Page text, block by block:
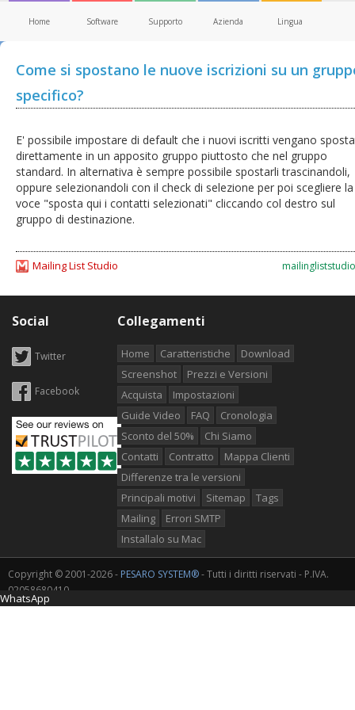
Home Software Supporto Azienda Lingua
Come si spostano le nuove iscrizioni su un
specifico?
E' possibile impostare di default che i nuovi iscritti vengano
direttamente in un apposito gruppo piuttosto che nel gruppo
standard. In alternativa è sempre possibile spostarli trascinandoli,
oppure selezionandoli con il check di selezione per poi scegliere la
voce "sposta qui i contatti selezionati" cliccando col destro sul
gruppo di destinazione.
Mailing List Studio
Social
Twitter
Facebook
Collegamenti
Home Caratteristiche
Download
Screenshot
Prezzi e Versioni
Acquista
Impostazioni
Guide Video
FAQ
Cronologia
Sconto del 50%
Chi Siamo
Contatti
Contratto
Mappa Clienti
Differenze tra le versioni
Principali motivi
Sitemap
Tags
Mailing
Errori SMTP
Installalo su Mac
Copyright © 2001-2026 - PESARO SYSTEM®- Tutti i diritti riservati - P.IVA.
02058680410
WhatsApp